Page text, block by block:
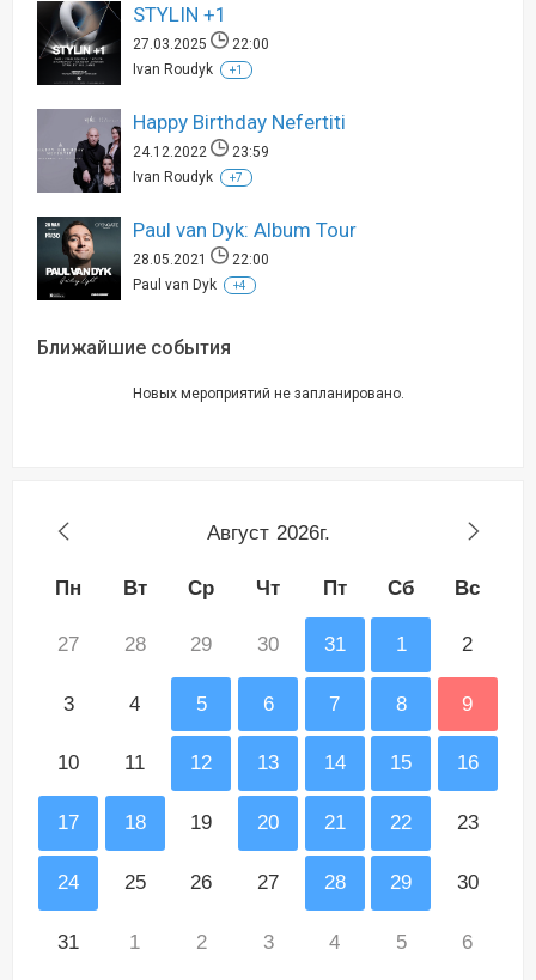
STYLIN +1
27.03.2025
22:00
Ivan Roudyk
+1
Happy Birthday Nefertiti
24.12.2022
23:59
Ivan Roudyk
+7
Paul van Dyk: Album Tour
28.05.2021
22:00
Paul van Dyk
+4
Ближайшие события
Новых мероприятий не запланировано.
Август 2026г.
Пн Вт Ср Чт Пт Сб Вс
27 28 29 30 31 1 2
3 4 5 6 7 8 9
10 11 12 13 14 15 16
17 18 19 20 21 22 23
24 25 26 27 28 29 30
31 1 2 3 4 5 6